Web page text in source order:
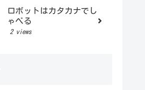
ロボットはカタカナでし
ゃべる
2 views